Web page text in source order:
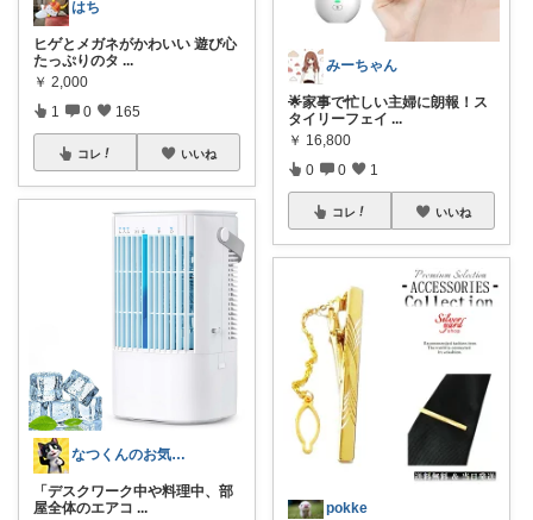
はち
ヒゲとメガネがかわいい 遊び心
たっぷりのタ ...
￥ 2,000
1 0 165
コレ いいね
なつくんのお気に♥
「デスクワーク中や料理中、部
屋全体のエアコ ...
みーちゃん
🌟家事で忙しい主婦に朗報！ス
タイリーフェイ ...
￥ 16,800
0 0 1
コレ いいね
pokke